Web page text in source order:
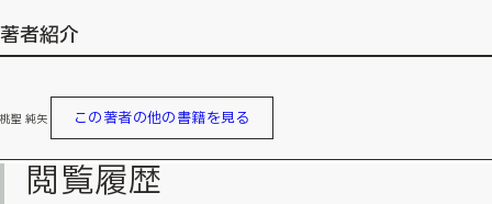
著者紹介
桃聖 純矢 この著者の他の書籍を見る
閲覧履歴